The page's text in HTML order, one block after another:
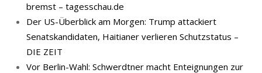
bremst – tagesschau.de
Der US-Überblick am Morgen: Trump attackiert
Senatskandidaten, Haitianer verlieren Schutzstatus –
DIE ZEIT
Vor Berlin-Wahl: Schwerdtner macht Enteignungen zur